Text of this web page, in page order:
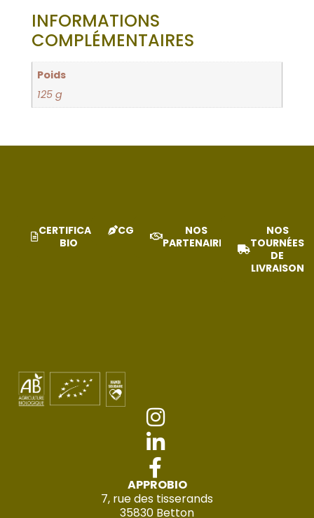
INFORMATIONS
COMPLÉMENTAIRES
Poids
125 g
CERTIFICAT
BIO
CGV
NOS
PARTENAIRES
NOS
TOURNÉES
DE
LIVRAISON
APPROBIO
7, rue des tisserands
35830 Betton